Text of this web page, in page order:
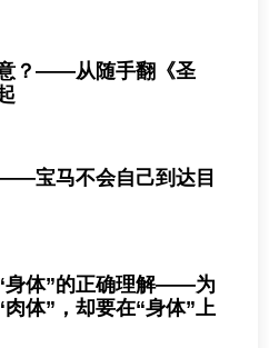
？——从随手翻《圣
宝马不会自己到达目
“身体”的正确理解——为
体”，却要在“身体”上